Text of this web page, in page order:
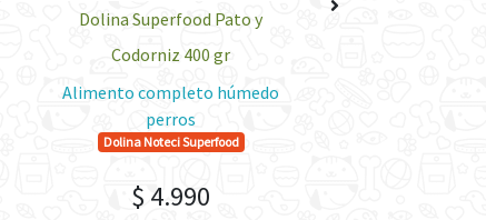
Dolina Superfood Pato y
Codorniz 400 gr
Alimento completo húmedo
perros
Dolina Noteci Superfood
$ 4.990
Dolina Superfood